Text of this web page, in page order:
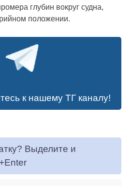
глубин вокруг судна,
положении.
к нашему ТГ каналу!
Выделите и